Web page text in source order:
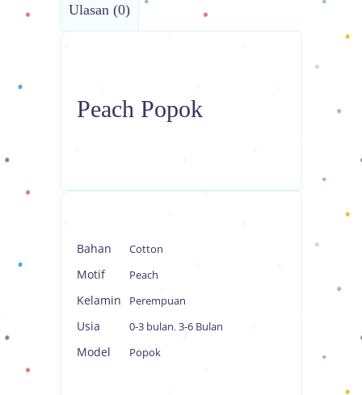
Ulasan (0)
Peach Popok
Bahan Cotton
Motif Peach
Kelamin Perempuan
Usia 0-3 bulan, 3-6 Bulan
Model Popok